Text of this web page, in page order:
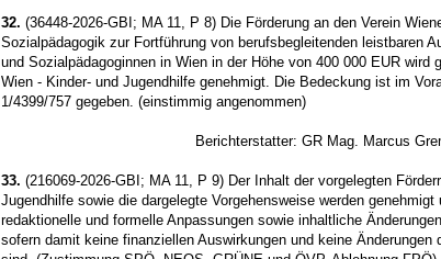
32. (36448-2026-GBI; MA 11, P 8) Die Förderung an den Verein
Sozialpädagogik zur Fortführung von berufsbegleitenden leistbaren
und Sozialpädagoginnen in Wien in der Höhe von 400 000 EUR wird
Wien - Kinder- und Jugendhilfe genehmigt. Die Bedeckung ist im
1/4399/757 gegeben. (einstimmig angenommen)
Berichterstatter: GR Mag. Marcus
33. (216069-2026-GBI; MA 11, P 9) Der Inhalt der vorgelegten
Jugendhilfe sowie die dargelegte Vorgehensweise werden genehmigt
redaktionelle und formelle Anpassungen sowie inhaltliche
sofern damit keine finanziellen Auswirkungen und keine Änderungen